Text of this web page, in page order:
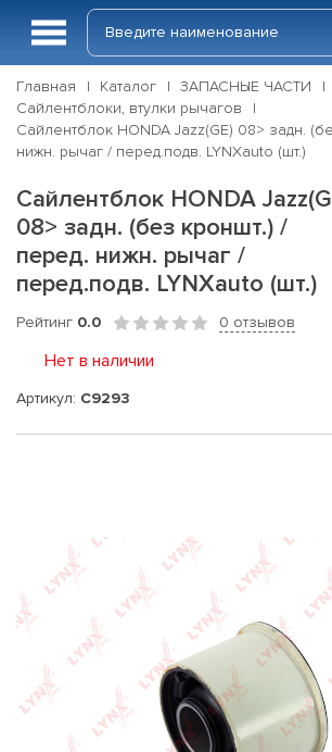
Главная Каталог ЗАПАСНЫЕ ЧАСТИ
Сайлентблоки, втулки рычагов
Сайлентблок HONDA Jazz(GE) 08> задн.
нижн. рычаг / перед.подв. LYNXauto (шт.)
Сайлентблок HONDA
08> задн. (без кроншт.) /
перед. нижн. рычаг /
перед.подв. LYNXauto (шт.)
Рейтинг 0.0 0 отзывов
Нет в наличии
Артикул: C9293